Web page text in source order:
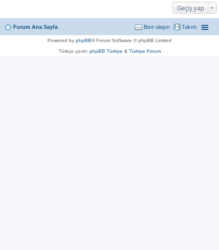
Geçiş yap
Forum Ana Sayfa Takım
Bize ulaşın
Powered by phpBB® Forum Software © phpBB Limited
Türkçe çeviri: phpBB Türkiye & Türkiye Forum